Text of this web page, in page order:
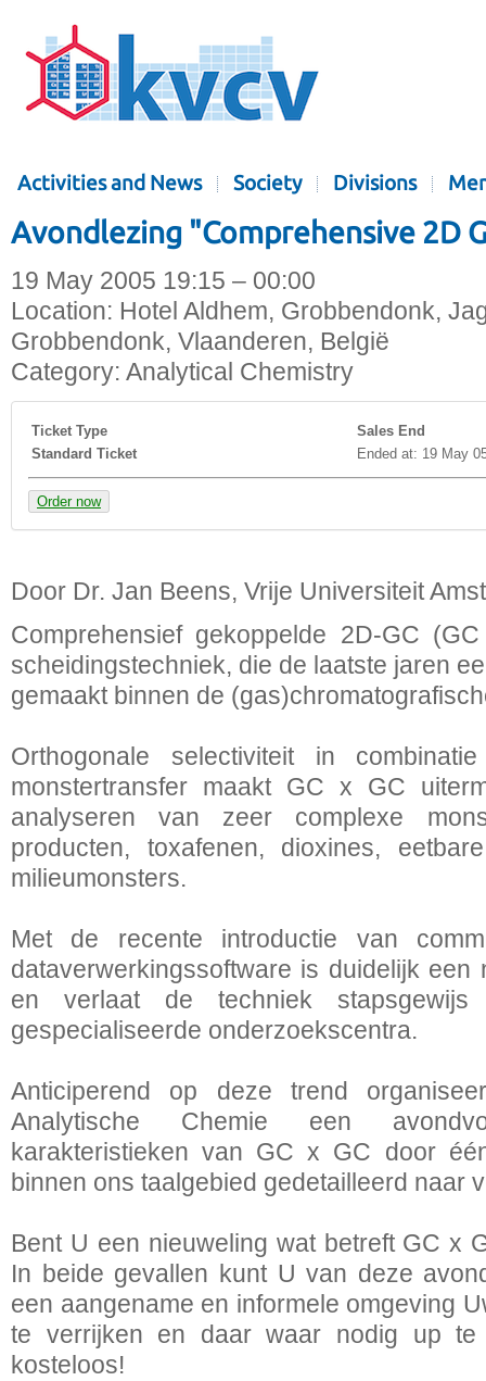
Activities and News Society Divisions
Avondlezing "Comprehensive 2D
19 May 2005 19:15 – 00:00
Location: Hotel Aldhem, Grobbendonk,
Grobbendonk, Vlaanderen, België
Category: Analytical Chemistry
Ticket Type
Sales End
Standard Ticket
Ended at: 19 May
Order now
Door Dr. Jan Beens, Vrije Universiteit
Comprehensief gekoppelde 2D-GC
scheidingstechniek, die de laatste jaren
gemaakt binnen de
Orthogonale selectiviteit in
monstertransfer maakt GC x GC
analyseren van zeer complexe
producten, toxafenen, dioxines,
milieumonsters.
Met de recente introductie van
dataverwerkingssoftware is duidelijk een
en verlaat de techniek
gespecialiseerde onderzoekscentra.
Anticiperend op deze trend
Analytische Chemie een
karakteristieken van GC x GC door
binnen ons taalgebied gedetailleerd naar
Bent U een nieuweling wat betreft GC x
In beide gevallen kunt U van deze
een aangename en informele omgeving
te verrijken en daar waar nodig up
kosteloos!